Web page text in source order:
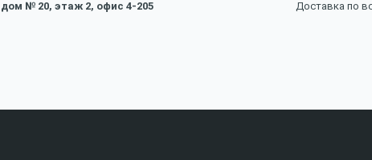
дом № 20, этаж 2, офис 4-205
Доставка по